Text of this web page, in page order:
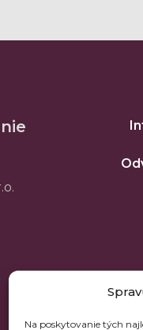
Na poskytovanie tých